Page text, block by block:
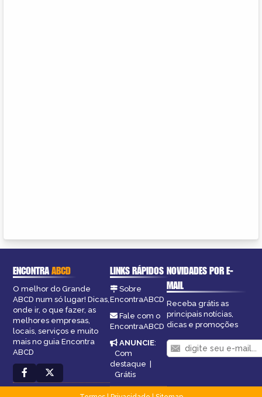
ENCONTRAABCD
O melhor do Grande
ABCD num só lugar! Dicas,
onde ir, o que fazer, as
melhores empresas,
locais, serviços e muito
mais no guia Encontra
ABCD
LINKS RÁPIDOS
Sobre
EncontraABCD
Fale com o
EncontraABCD
ANUNCIE:
Com
destaque
Grátis
NOVIDADES POR E-
MAIL
Receba grátis as
principais notícias,
dicas e promoções